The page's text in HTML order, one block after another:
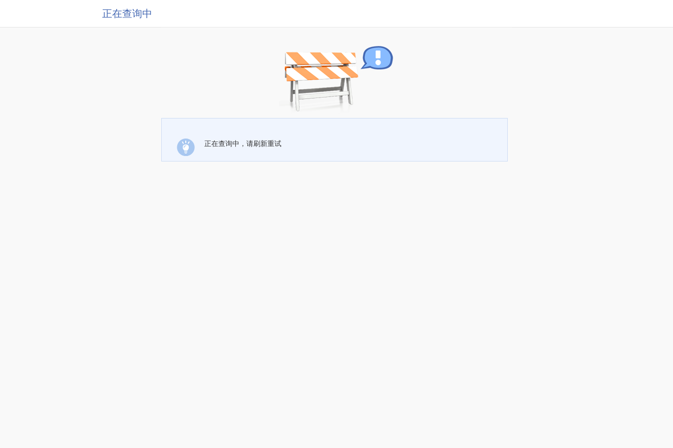
正在查询中
正在查询中，请刷新重试